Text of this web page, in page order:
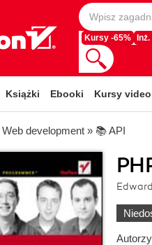
Kursy -65%
Książki Ebooki Kursy video
Web development » 📚 API